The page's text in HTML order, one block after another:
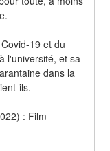
19 et du
l'université, et sa
dans la
ils.
: Film